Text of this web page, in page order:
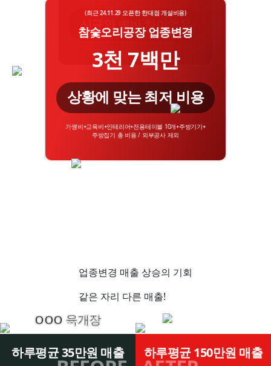
신규와 별반 차이없음
(최근 24.11.29 오픈한 한대점 개설비용)
참숯오리공장 업종변경
3천 7백만
상황에 맞는 최저 비용
가맹비+교육비+인테리어+전용테이블 10개+주방기기+
주방집기 총 비용 / 외부공사 제외
업종변경 매출 상승의 기회
같은 자리 다른 매출!
OOO 육개장
하루평균 35만원 매출
하루평균 150만원 매출